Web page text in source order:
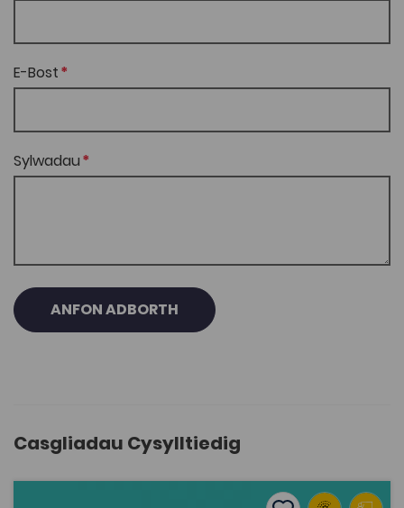
E-Bost
Sylwadau
ANFON ADBORTH
Casgliadau Cysylltiedig
Plastro